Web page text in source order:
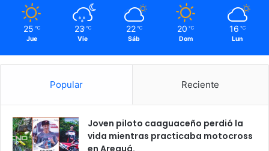
25 ℃
Jue
23 ℃
Vie
22 ℃
Sáb
20 ℃
Dom
16 ℃
Lun
Popular Reciente
Joven piloto caaguaceño perdió la
vida mientras practicaba motocross